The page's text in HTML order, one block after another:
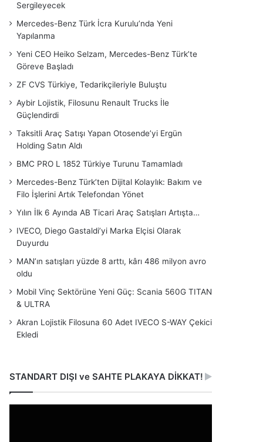
Sergileyecek
Mercedes-Benz Türk İcra Kurulu’nda Yeni
Yapılanma
Yeni CEO Heiko Selzam, Mercedes-Benz Türk’te
Göreve Başladı
ZF CVS Türkiye, Tedarikçileriyle Buluştu
Aybir Lojistik, Filosunu Renault Trucks İle
Güçlendirdi
Taksitli Araç Satışı Yapan Otosende’yi Ergün
Holding Satın Aldı
BMC PRO L 1852 Türkiye Turunu Tamamladı
Mercedes-Benz Türk’ten Dijital Kolaylık: Bakım ve
Filo İşlerini Artık Telefondan Yönet
Yılın İlk 6 Ayında AB Ticari Araç Satışları Artışta…
IVECO, Diego Gastaldi’yi Marka Elçisi Olarak
Duyurdu
MAN’ın satışları yüzde 8 arttı, kârı 486 milyon avro
oldu
Mobil Vinç Sektörüne Yeni Güç: Scania 560G TITAN
& ULTRA
Akran Lojistik Filosuna 60 Adet IVECO S-WAY Çekici
Ekledi
STANDART DIŞI ve SAHTE PLAKAYA DİKKAT!